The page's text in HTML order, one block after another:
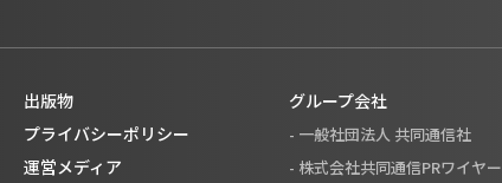
出版物
プライバシーポリシー
運営メディア
グループ会社
- 一般社団法人 共同通信社
- 株式会社共同通信PRワイヤー